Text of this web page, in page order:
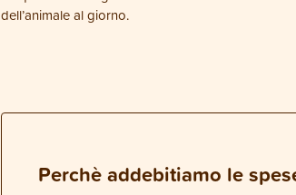
dell’animale al giorno.
Perchè addebitiamo le